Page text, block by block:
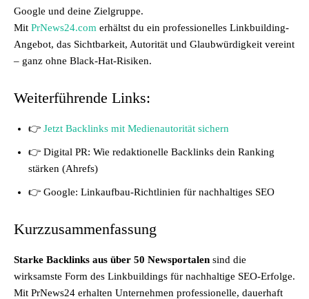
Google und deine Zielgruppe.
Mit PrNews24.com erhältst du ein professionelles Linkbuilding-
Angebot, das Sichtbarkeit, Autorität und Glaubwürdigkeit vereint
– ganz ohne Black-Hat-Risiken.
Weiterführende Links:
👉 Jetzt Backlinks mit Medienautorität sichern
👉 Digital PR: Wie redaktionelle Backlinks dein Ranking
stärken (Ahrefs)
👉 Google: Linkaufbau-Richtlinien für nachhaltiges SEO
Kurzzusammenfassung
Starke Backlinks aus über 50 Newsportalen sind die
wirksamste Form des Linkbuildings für nachhaltige SEO-Erfolge.
Mit PrNews24 erhalten Unternehmen professionelle, dauerhaft